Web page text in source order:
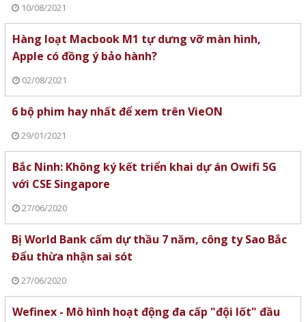
10/08/2021
Hàng loạt Macbook M1 tự dưng vỡ màn hình,
Apple có đồng ý bảo hành?
02/08/2021
6 bộ phim hay nhất để xem trên VieON
29/01/2021
Bắc Ninh: Không ký kết triển khai dự án Owifi 5G
với CSE Singapore
27/06/2020
Bị World Bank cấm dự thầu 7 năm, công ty Sao Bắc
Đẩu thừa nhận sai sót
27/06/2020
Wefinex - Mô hình hoạt động đa cấp "đội lốt" đầu